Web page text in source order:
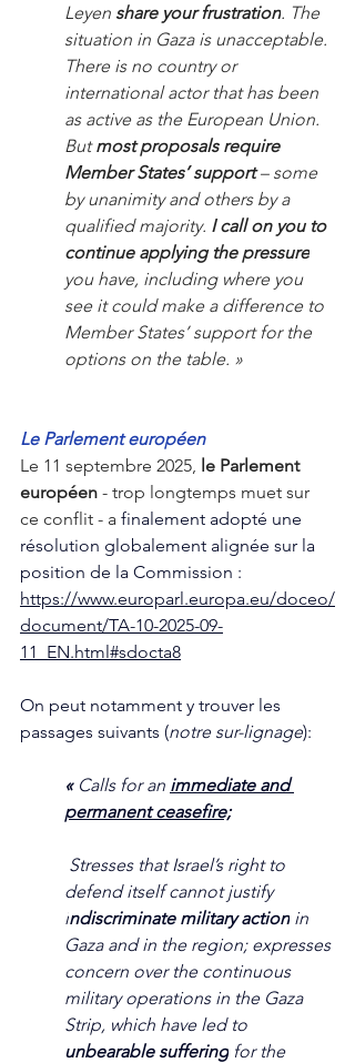
Leyen share your frustration. The
situation in Gaza is unacceptable.
There is no country or
international actor that has been
as active as the European Union.
But most proposals require
Member States’ support – some
by unanimity and others by a
qualified majority. I call on you to
continue applying the pressure
you have, including where you
see it could make a difference to
Member States’ support for the
options on the table. »
Le Parlement européen
Le 11 septembre 2025, le Parlement
européen - trop longtemps muet sur
ce conflit - a finalement adopté une
résolution globalement alignée sur la
position de la Commission :
https://www.europarl.europa.eu/doceo/
document/TA-10-2025-09-
11_EN.html#sdocta8
On peut notamment y trouver les
passages suivants (notre sur-lignage):
« Calls for an immediate and
permanent ceasefire;
Stresses that Israel’s right to
defend itself cannot justify
indiscriminate military action in
Gaza and in the region; expresses
concern over the continuous
military operations in the Gaza
Strip, which have led to
unbearable suffering for the